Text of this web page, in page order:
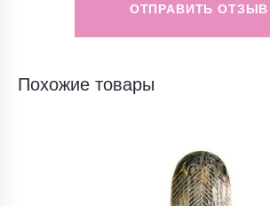
ОТПРАВИТЬ ОТЗЫВ
Похожие товары